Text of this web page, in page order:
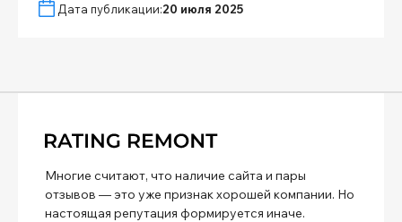
Дата публикации:20 июля 2025
Многие считают, что наличие сайта и пары
отзывов — это уже признак хорошей компании. Но
настоящая репутация формируется иначе.